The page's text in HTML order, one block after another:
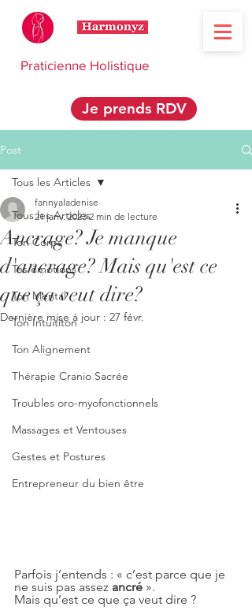
Je prends RDV
Praticienne Holistique
Post
Tous les Articles
Ton Corps
Tes émotions
Ton Mental
Ton Intuititon
Ton Alignement
Thérapie Cranio Sacrée
Troubles oro-myofonctionnels
Massages et Ventouses
Gestes et Postures
Entrepreneur du bien être
Tous les Articles
Ancrage? Je manque
d'ancrage? Mais qu'est ce
que ça veut dire?
fannyaladenise
21 janv. 2023 2 min de lecture
Dernière mise à jour : 27 févr.
Parfois j’entends : « c’est parce que je
ne suis pas assez ancré ».
Mais qu’est ce que ça veut dire ?